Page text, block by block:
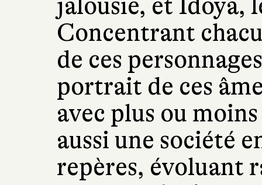
jalousie, et Idoya,
Concentrant
de ces
portrait de ces
avec plus ou
aussi une société
repères, évoluant